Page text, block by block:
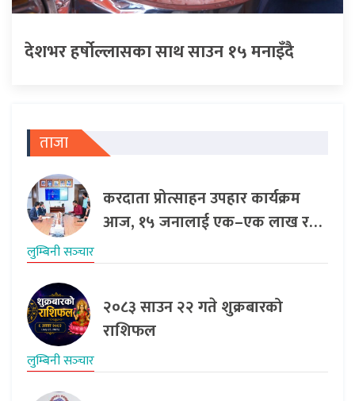
देशभर हर्षोल्लासका साथ साउन १५ मनाइँदै
ताजा
करदाता प्रोत्साहन उपहार कार्यक्रम
आज, १५ जनालाई एक–एक लाख र…
लुम्बिनी सञ्‍चार
२०८३ साउन २२ गते शुक्रबारको
राशिफल
लुम्बिनी सञ्‍चार